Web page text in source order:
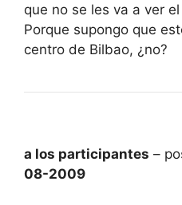
que no se les va a ver
Porque supongo que
centro de Bilbao, ¿no?
a los participantes –
08-2009